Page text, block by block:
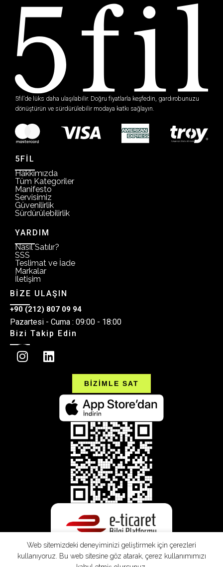
5fil’de lüks daha ulaşılabilir. Doğru fiyatlarla keşfedin, gardırobunuzu
dönüştürün ve sürdürülebilir modaya katkı sağlayın.
5FİL
Hakkımızda
Tüm Kategoriler
Manifesto
Servisimiz
Güvenilirlik
Sürdürülebilirlik
YARDIM
Nasıl Satılır?
SSS
Teslimat ve İade
Markalar
İletişim
BİZE ULAŞIN
+90 (212) 807 09 94
Pazartesi - Cuma : 09:00 - 18:00
Bizi Takip Edin
BİZİMLE SAT
Web sitemizdeki deneyiminizi geliştirmek için çerezleri
kullanıyoruz. Bu web sitesine göz atarak, çerez kullanımımızı